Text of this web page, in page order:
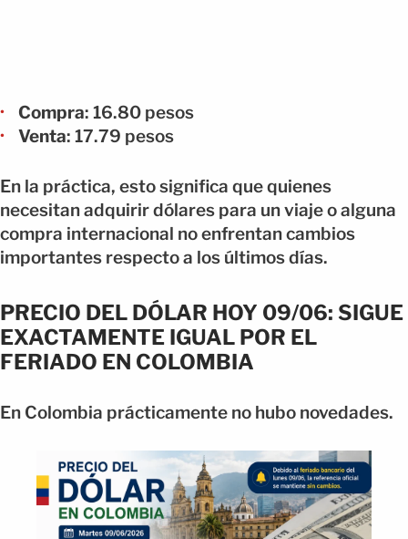
Compra: 16.80 pesos
Venta: 17.79 pesos
En la práctica, esto significa que quienes
necesitan adquirir dólares para un viaje o alguna
compra internacional no enfrentan cambios
importantes respecto a los últimos días.
PRECIO DEL DÓLAR HOY 09/06: SIGUE
EXACTAMENTE IGUAL POR EL
FERIADO EN COLOMBIA
En Colombia prácticamente no hubo novedades.